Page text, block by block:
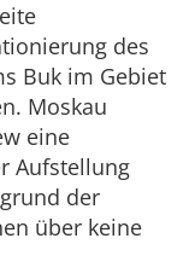
des
Buk im Gebiet
Moskau
eine
Aufstellung
der
über keine